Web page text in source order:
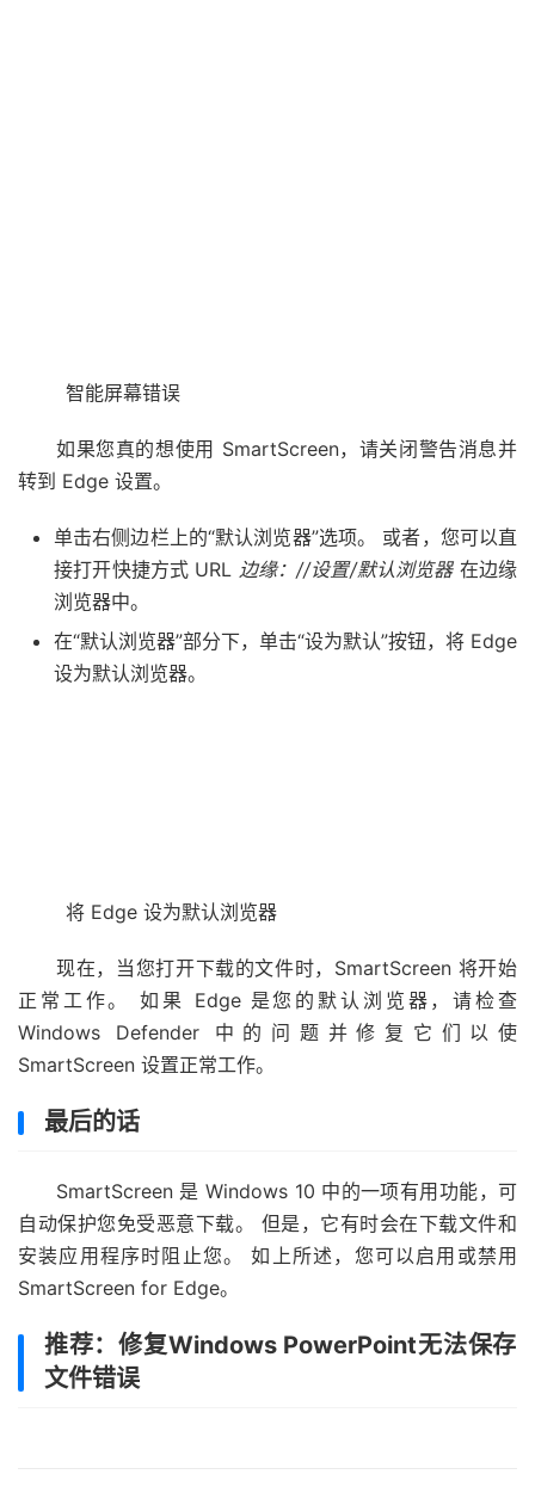
智能屏幕错误
如果您真的想使用 SmartScreen，请关闭警告消息并
转到 Edge 设置。
单击右侧边栏上的“默认浏览器”选项。 或者，您可以直
接打开快捷方式 URL 边缘：//设置/默认浏览器在边缘
浏览器中。
在“默认浏览器”部分下，单击“设为默认”按钮，将 Edge
设为默认浏览器。
将 Edge 设为默认浏览器
现在，当您打开下载的文件时，SmartScreen 将开始
正常工作。 如果 Edge 是您的默认浏览器，请检查
Windows Defender 中的问题并修复它们以使
SmartScreen 设置正常工作。
最后的话
SmartScreen 是 Windows 10 中的一项有用功能，可
自动保护您免受恶意下载。 但是，它有时会在下载文件和
安装应用程序时阻止您。 如上所述，您可以启用或禁用
SmartScreen for Edge。
推荐：修复Windows PowerPoint无法保存
文件错误